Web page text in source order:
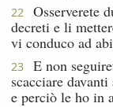
22
Osserverete
decreti e li
vi conduco ad
23
E non
scacciare
e perciò le ho in